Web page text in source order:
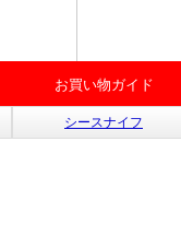
お買い物ガイド
シースナイフ